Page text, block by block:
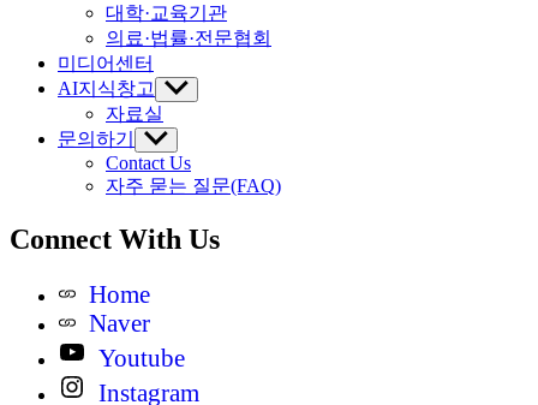
대학·교육기관
의료·법률·전문협회
미디어센터
AI지식창고 Show
sub
menu
자료실
문의하기
Show
sub
menu
Contact Us
자주 묻는 질문(FAQ)
Connect With Us
Home
Naver
Youtube
Instagram